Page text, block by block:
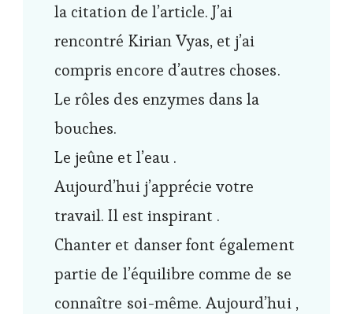
la citation de l’article. J’ai
rencontré Kirian Vyas, et j’ai
compris encore d’autres choses.
Le rôles des enzymes dans la
bouches.
Le jeûne et l’eau .
Aujourd’hui j’apprécie votre
travail. Il est inspirant .
Chanter et danser font également
partie de l’équilibre comme de se
connaître soi-même. Aujourd’hui ,